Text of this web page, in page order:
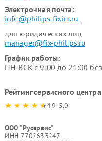
Электронная почта:
info@philips-fixim.ru
для юридических лиц
manager@fix-philips.ru
График работы:
ПН-ВСК с 9:00 до 21:00
Рейтинг сервисного центра
4.9-5.0
ООО "Русервис"
ИНН 7702633247